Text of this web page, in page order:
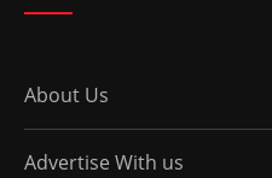
About Us
Advertise With us